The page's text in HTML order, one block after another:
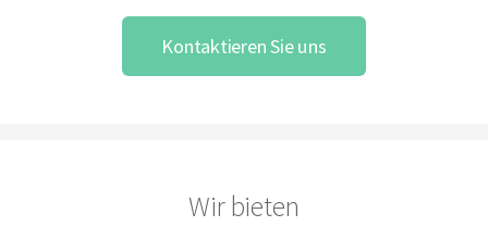
Kontaktieren Sie uns
Wir bieten